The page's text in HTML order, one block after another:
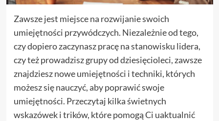
Zawsze jest miejsce na rozwijanie swoich
umiejętności przywódczych. Niezależnie od tego,
czy dopiero zaczynasz pracę na stanowisku lidera,
czy też prowadzisz grupy od dziesięcioleci, zawsze
znajdziesz nowe umiejętności i techniki, których
możesz się nauczyć, aby poprawić swoje
umiejętności. Przeczytaj kilka świetnych
wskazówek i trików, które pomogą Ci uaktualnić